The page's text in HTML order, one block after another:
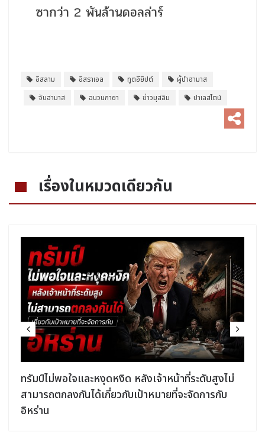
ซากว่า 2 พันล้านดอลล่าร์
อิสลาม อิสราเอล ทูตอียิปต์
ผู้นำฮามาส
จับฮามาส
ฉนวนกาซา ข่าวมุสลิม ปาเลสไตน์
เรื่องในหมวดเดียวกัน
ทรัมป์ไม่พอใจและหงุดหงิด หลังเจ้าหน้าที่ระดับสูงไม่
สามารถตกลงกันได้เกี่ยวกับเป้าหมายที่จะจัดการกับ
อิหร่าน